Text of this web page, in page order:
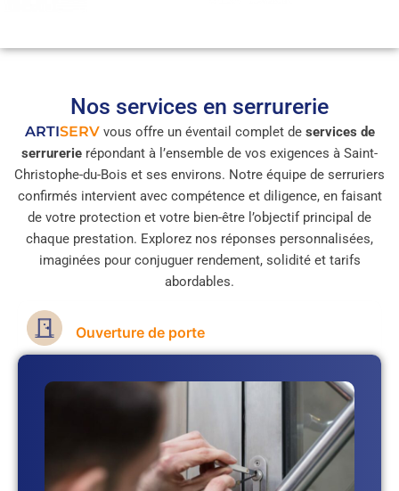
Nos services en serrurerie
ARTISERVvous offre un éventail complet de services de
serrurerie répondant à l’ensemble de vos exigences à Saint-
Christophe-du-Bois et ses environs. Notre équipe de serruriers
confirmés intervient avec compétence et diligence, en faisant
de votre protection et votre bien-être l’objectif principal de
chaque prestation. Explorez nos réponses personnalisées,
imaginées pour conjuguer rendement, solidité et tarifs
abordables.
Ouverture de porte